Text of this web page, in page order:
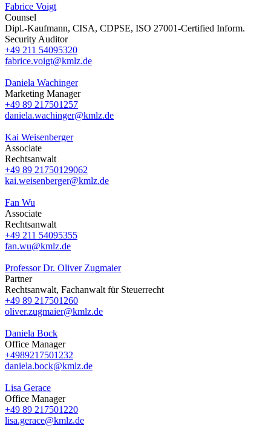
Fabrice Voigt
Counsel
Dipl.-Kaufmann, CISA, CDPSE, ISO 27001-Certified Inform.
Security Auditor
+49 211 54095320
fabrice.voigt@kmlz.de
Daniela Wachinger
Marketing Manager
+49 89 217501257
daniela.wachinger@kmlz.de
Kai Weisenberger
Associate
Rechtsanwalt
+49 89 21750129062
kai.weisenberger@kmlz.de
Fan Wu
Associate
Rechtsanwalt
+49 211 54095355
fan.wu@kmlz.de
Professor Dr. Oliver Zugmaier
Partner
Rechtsanwalt, Fachanwalt für Steuerrecht
+49 89 217501260
oliver.zugmaier@kmlz.de
Daniela Bock
Office Manager
+4989217501232
daniela.bock@kmlz.de
Lisa Gerace
Office Manager
+49 89 217501220
lisa.gerace@kmlz.de